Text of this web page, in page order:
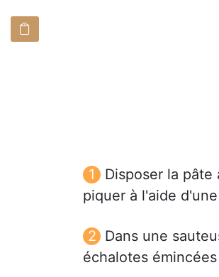
Disposer la
piquer à l'aide
Dans une
échalotes